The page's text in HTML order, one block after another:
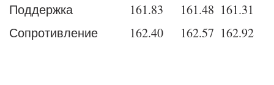
Поддержка 161.83 161.48 161.31
Сопротивление
162.40 162.57 162.92